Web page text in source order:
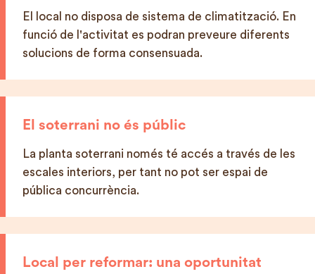
El local no disposa de sistema de climatització. En
funció de l'activitat es podran preveure diferents
solucions de forma consensuada.
El soterrani no és públic
La planta soterrani només té accés a través de les
escales interiors, per tant no pot ser espai de
pública concurrència.
Local per reformar: una oportunitat